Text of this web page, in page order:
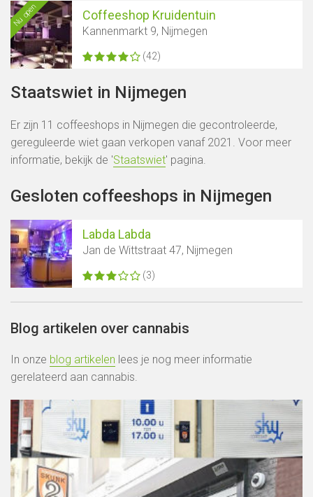
Nu open Coffeeshop Kruidentuin
Kannenmarkt 9, Nijmegen
(42)
Staatswiet in Nijmegen
Er zijn 11 coffeeshops in Nijmegen die gecontroleerde,
gereguleerde wiet gaan verkopen vanaf 2021. Voor meer
informatie, bekijk de 'Staatswiet' pagina.
Gesloten coffeeshops in Nijmegen
Labda Labda
Jan de Wittstraat 47, Nijmegen
(3)
Blog artikelen over cannabis
In onze blog artikelen lees je nog meer informatie
gerelateerd aan cannabis.